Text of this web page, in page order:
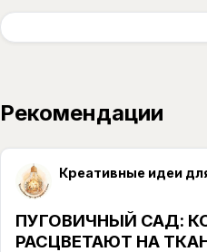
Рекомендации
ПУГОВИЧНЫЙ САД:
РАСЦВЕТАЮТ НА